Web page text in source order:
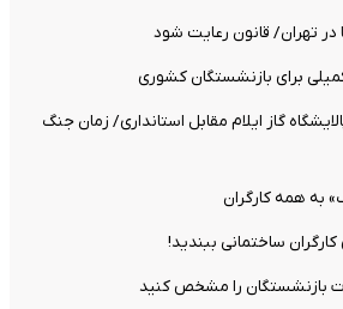
تهران/ قانون رعایت شود
برای بازنشستگان کشوری
گاز ایلام مقابل استانداری/ زمان جنگ
به همه کارگران
کارگران ساختمانی ببندید!
بازنشستگان را مشخص کنید